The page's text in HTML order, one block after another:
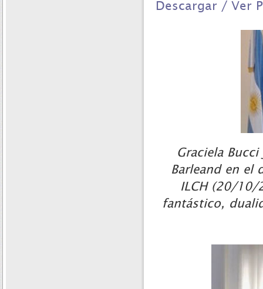
Descargar / Ver
Graciela
Barleand en el
ILCH (20/10/
fantástico,